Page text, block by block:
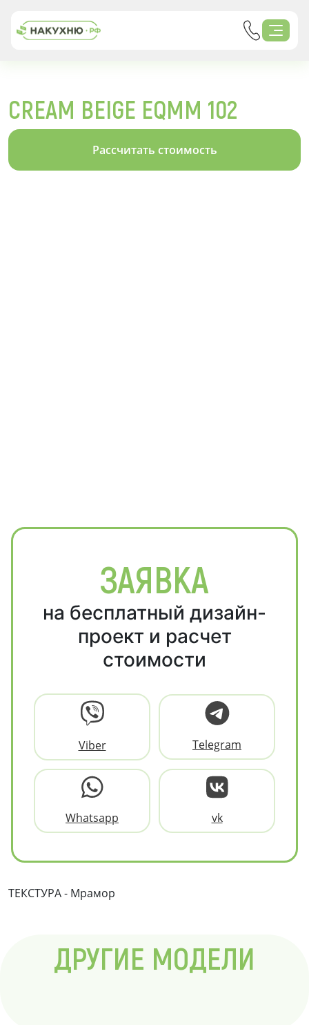
CREAM BEIGE EQMM 102
Рассчитать стоимость
ЗАЯВКА
на бесплатный дизайн-
проект и расчет
стоимости
Viber Telegram
Whatsapp vk
ТЕКСТУРА - Мрамор
ДРУГИЕ МОДЕЛИ